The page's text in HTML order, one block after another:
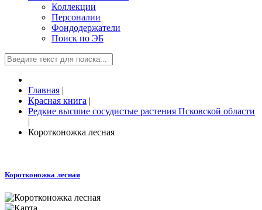
Коллекции
Персоналии
Фондодержатели
Поиск по ЭБ
Главная |
Красная книга |
Редкие высшие сосудистые растения Псковской области
|
Коротконожка лесная
Коротконожка лесная